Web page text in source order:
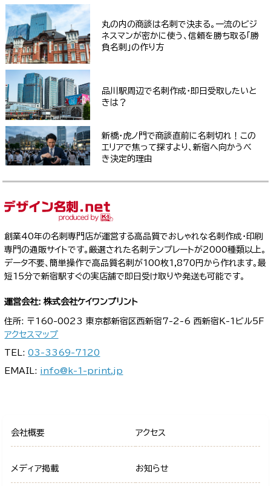
丸の内の商談は名刺で決まる。一流のビジ
ネスマンが密かに使う、信頼を勝ち取る「勝
負名刺」の作り方
品川駅周辺で名刺作成・即日受取したいと
きは？
新橋・虎ノ門で商談直前に名刺切れ！この
エリアで焦って探すより、新宿へ向かうべ
き決定的理由
創業40年の名刺専門店が運営する高品質でおしゃれな名刺作成・印刷
専門の通販サイトです。厳選された名刺テンプレートが2000種類以上。
データ不要、簡単操作で高品質名刺が100枚1,870円から作れます。最
短15分で新宿駅すぐの実店舗で即日受け取りや発送も可能です。
運営会社: 株式会社ケイワンプリント
住所: 〒160-0023 東京都新宿区西新宿7-2-6 西新宿K-1ビル5F
アクセスマップ
TEL:03-3369-7120
EMAIL: info@k-1-print.jp
会社概要 アクセス
メディア掲載 お知らせ